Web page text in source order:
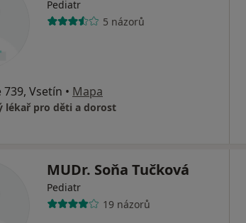
Pediatr
5 názorů
Vsetín • Mapa
lékař pro děti a dorost
MUDr. Soňa Tučková
Pediatr
19 názorů